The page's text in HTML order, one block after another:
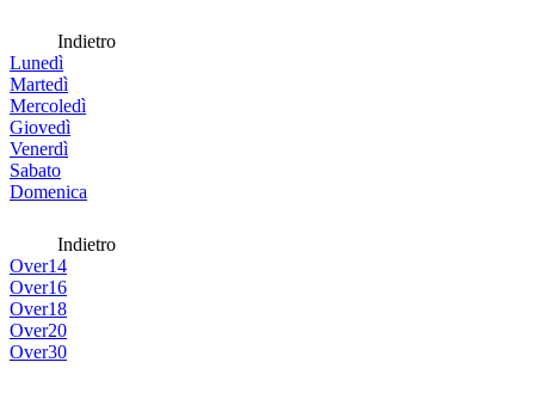
Indietro
Lunedì
Martedì
Mercoledì
Giovedì
Venerdì
Sabato
Domenica
Indietro
Over14
Over16
Over18
Over20
Over30